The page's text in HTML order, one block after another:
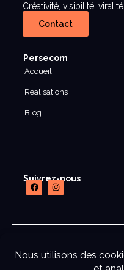
Créativité, visibilité, viralité
Contact
Persecom
Accueil
Réalisations
Blog
Suivrez-nous